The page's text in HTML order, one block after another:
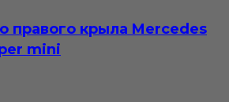
правого крыла Mercedes
mini